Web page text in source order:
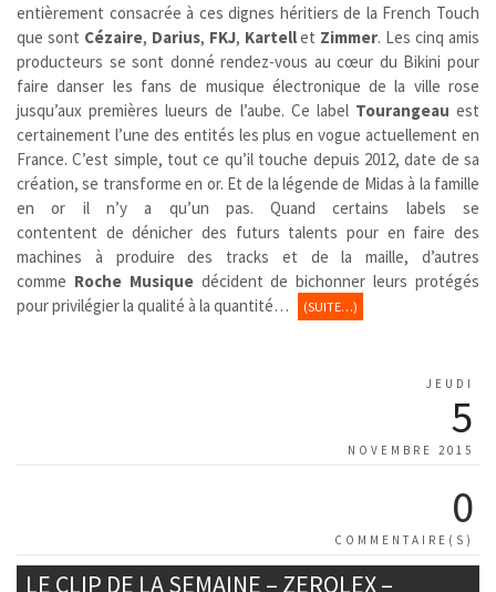
entièrement consacrée à ces dignes héritiers de la French Touch
que sont Cézaire, Darius, FKJ, Kartellet Zimmer. Les cinq amis
producteurs se sont donné rendez-vous au cœur du Bikini pour
faire danser les fans de musique électronique de la ville rose
jusqu’aux premières lueurs de l’aube. Ce label Tourangeau est
certainement l’une des entités les plus en vogue actuellement en
France. C’est simple, tout ce qu’il touche depuis 2012, date de sa
création, se transforme en or. Et de la légende de Midas à la famille
en or il n’y a qu’un pas. Quand certains labels se
contentent de dénicher des futurs talents pour en faire des
machines à produire des tracks et de la maille, d’autres
comme Roche Musiquedécident de bichonner leurs protégés
pour privilégier la qualité à la quantité…
(SUITE…)
JEUDI
5
NOVEMBRE 2015
0
COMMENTAIRE(S)
LE CLIP DE LA SEMAINE – ZEROLEX –